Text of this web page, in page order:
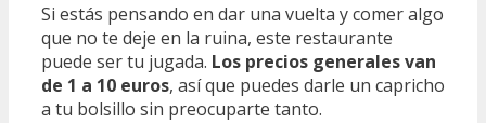
Si estás pensando en dar una vuelta y comer algo
que no te deje en la ruina, este restaurante
puede ser tu jugada. Los precios generales van
de 1 a 10 euros, así que puedes darle un capricho
a tu bolsillo sin preocuparte tanto.